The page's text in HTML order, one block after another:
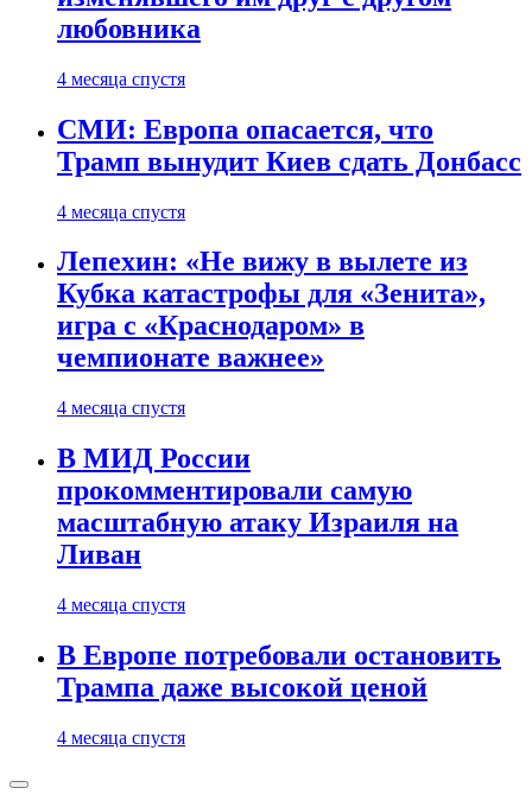
любовника
4 месяца спустя
СМИ: Европа опасается, что
Трамп вынудит Киев сдать Донбасс
4 месяца спустя
Лепехин: «Не вижу в вылете из
Кубка катастрофы для «Зенита»,
игра с «Краснодаром» в
чемпионате важнее»
4 месяца спустя
В МИД России
прокомментировали самую
масштабную атаку Израиля на
Ливан
4 месяца спустя
В Европе потребовали остановить
Трампа даже высокой ценой
4 месяца спустя